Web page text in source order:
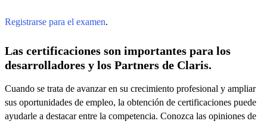
Registrarse para el examen.
Las certificaciones son importantes para los
desarrolladores y los Partners de Claris.
Cuando se trata de avanzar en su crecimiento profesional y ampliar
sus oportunidades de empleo, la obtención de certificaciones puede
ayudarle a destacar entre la competencia. Conozca las opiniones de